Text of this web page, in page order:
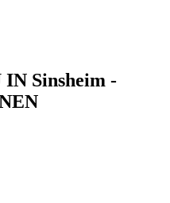
Sinsheim -